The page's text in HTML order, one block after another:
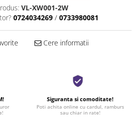
VL-XW001-2W
0724034269 / 0733980081
Cere informatii
Siguranta si comoditate!
Poti achita online cu cardul, ramburs
sau chiar in rate!